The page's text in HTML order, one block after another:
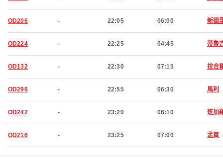
OD206 - 22:05 06:00 新德
OD224 - 22:25 04:45 蒂魯
OD132 - 22:30 07:15 拉合
OD296 - 22:55 06:30 馬利
OD242 - 23:20 06:10 班加
OD216 - 23:25 07:00 孟買